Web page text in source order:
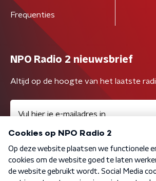
Frequenties
NPO Radio 2 nieuwsbrief
Altijd op de hoogte van het laatste
Algemene voorwaarden